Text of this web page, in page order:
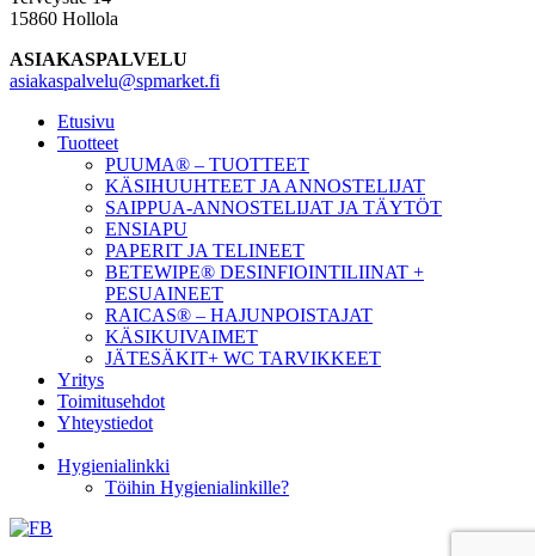
15860 Hollola
ASIAKASPALVELU
asiakaspalvelu@spmarket.fi
Etusivu
Tuotteet
PUUMA® – TUOTTEET
KÄSIHUUHTEET JA ANNOSTELIJAT
SAIPPUA-ANNOSTELIJAT JA TÄYTÖT
ENSIAPU
PAPERIT JA TELINEET
BETEWIPE® DESINFIOINTILIINAT +
PESUAINEET
RAICAS® – HAJUNPOISTAJAT
KÄSIKUIVAIMET
JÄTESÄKIT+ WC TARVIKKEET
Yritys
Toimitusehdot
Yhteystiedot
Hygienialinkki
Töihin Hygienialinkille?